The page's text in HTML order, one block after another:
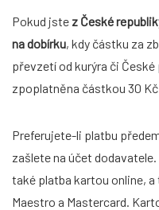
Pokud jste z České
na dobírku, kdy částku za
převzetí od kurýra či
zpoplatněna částkou 30 Kč.
Preferujete-li platbu
zašlete na účet
také platba kartou online,
Maestro a Mastercard.